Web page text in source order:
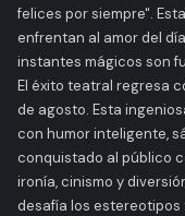
felices por siempre".
enfrentan al amor del
instantes mágicos son
El éxito teatral regresa
de agosto. Esta
con humor inteligente,
conquistado al público
ironía, cinismo y
desafía los estereotipos